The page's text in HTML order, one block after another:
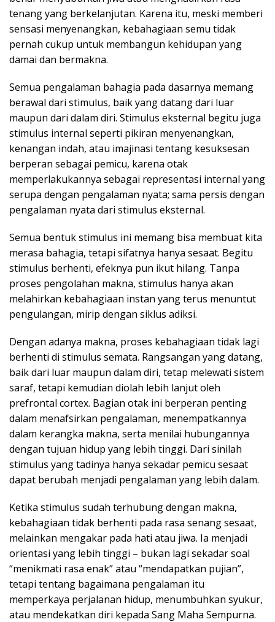
tenang yang berkelanjutan. Karena itu, meski memberi
sensasi menyenangkan, kebahagiaan semu tidak
pernah cukup untuk membangun kehidupan yang
damai dan bermakna.
Semua pengalaman bahagia pada dasarnya memang
berawal dari stimulus, baik yang datang dari luar
maupun dari dalam diri. Stimulus eksternal begitu juga
stimulus internal seperti pikiran menyenangkan,
kenangan indah, atau imajinasi tentang kesuksesan
berperan sebagai pemicu, karena otak
memperlakukannya sebagai representasi internal yang
serupa dengan pengalaman nyata; sama persis dengan
pengalaman nyata dari stimulus eksternal.
Semua bentuk stimulus ini memang bisa membuat kita
merasa bahagia, tetapi sifatnya hanya sesaat. Begitu
stimulus berhenti, efeknya pun ikut hilang. Tanpa
proses pengolahan makna, stimulus hanya akan
melahirkan kebahagiaan instan yang terus menuntut
pengulangan, mirip dengan siklus adiksi.
Dengan adanya makna, proses kebahagiaan tidak lagi
berhenti di stimulus semata. Rangsangan yang datang,
baik dari luar maupun dalam diri, tetap melewati sistem
saraf, tetapi kemudian diolah lebih lanjut oleh
prefrontal cortex. Bagian otak ini berperan penting
dalam menafsirkan pengalaman, menempatkannya
dalam kerangka makna, serta menilai hubungannya
dengan tujuan hidup yang lebih tinggi. Dari sinilah
stimulus yang tadinya hanya sekadar pemicu sesaat
dapat berubah menjadi pengalaman yang lebih dalam.
Ketika stimulus sudah terhubung dengan makna,
kebahagiaan tidak berhenti pada rasa senang sesaat,
melainkan mengakar pada hati atau jiwa. Ia menjadi
orientasi yang lebih tinggi – bukan lagi sekadar soal
“menikmati rasa enak” atau “mendapatkan pujian”,
tetapi tentang bagaimana pengalaman itu
memperkaya perjalanan hidup, menumbuhkan syukur,
atau mendekatkan diri kepada Sang Maha Sempurna.